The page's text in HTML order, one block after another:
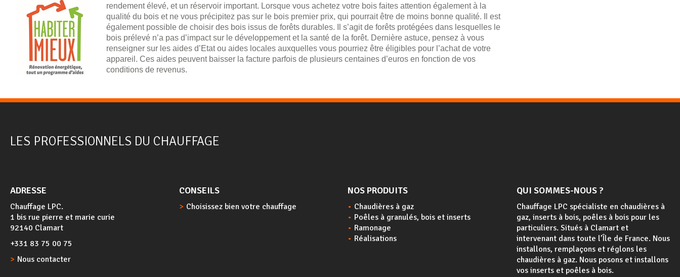
rendement élevé, et un réservoir important. Lorsque vous achetez votre bois faites attention également à la
qualité du bois et ne vous précipitez pas sur le bois premier prix, qui pourrait être de moins bonne qualité. Il est
également possible de choisir des bois issus de forêts durables. Il s’agit de forêts protégées dans lesquelles le
bois prélevé n’a pas d’impact sur le développement et la santé de la forêt. Dernière astuce, pensez à vous
renseigner sur les aides d’Etat ou aides locales auxquelles vous pourriez être éligibles pour l’achat de votre
appareil. Ces aides peuvent baisser la facture parfois de plusieurs centaines d’euros en fonction de vos
conditions de revenus.
LES PROFESSIONNELS DU CHAUFFAGE
ADRESSE
Chauffage LPC.
1 bis rue pierre et marie curie
92140 Clamart
+331 83 75 00 75
Nous contacter
CONSEILS
Choisissez bien votre chauffage
NOS PRODUITS
Chaudières à gaz
Poêles à granulés, bois et inserts
Ramonage
Réalisations
QUI SOMMES-NOUS ?
Chauffage LPC spécialiste en chaudières à
gaz, inserts à bois, poêles à bois pour les
particuliers. Situés à Clamart et
intervenant dans toute l’Île de France. Nous
installons, remplaçons et réglons les
chaudières à gaz. Nous posons et installons
vos inserts et poêles à bois.